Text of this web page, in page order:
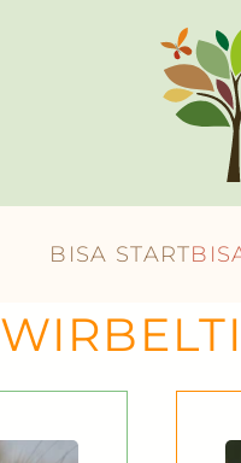
BISA START